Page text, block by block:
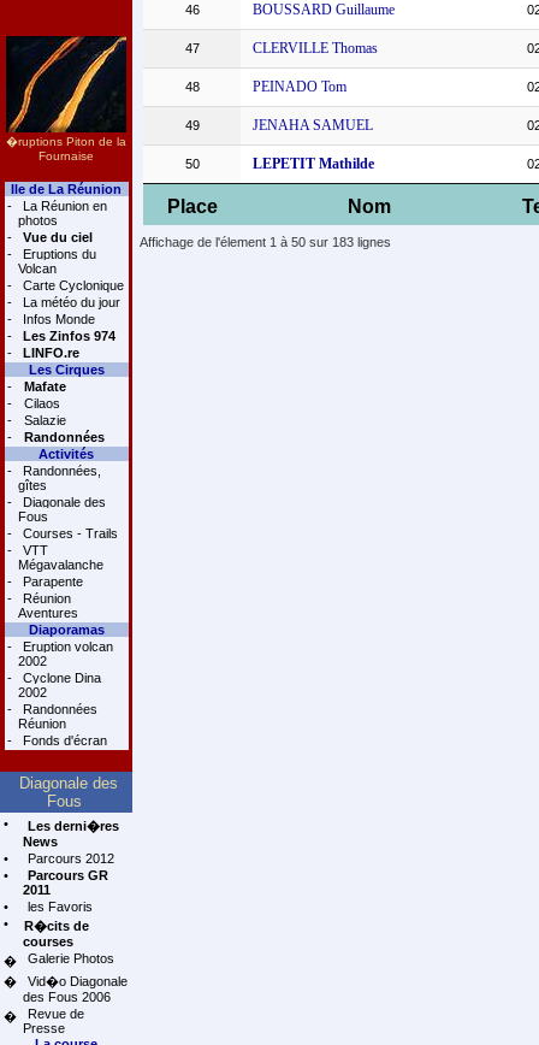
�ruptions Piton de la
Fournaise
Ile de La Réunion
-
La Réunion en
photos
-
Vue du ciel
-
Eruptions du
Volcan
-
Carte Cyclonique
-
La météo du jour
-
Infos Monde
-
Les Zinfos 974
-
LINFO.re
Les Cirques
-
Mafate
-
Cilaos
-
Salazie
-
Randonnées
Activités
-
Randonnées,
gîtes
-
Diagonale des
Fous
-
Courses - Trails
-
VTT
Mégavalanche
-
Parapente
-
Réunion
Aventures
Diaporamas
-
Eruption volcan
2002
-
Cyclone Dina
2002
-
Randonnées
Réunion
-
Fonds d'écran
Diagonale des
Fous
•
Les derni�res
News
•
Parcours 2012
•
Parcours GR
2011
•
les Favoris
•
R�cits de
courses
�
Galerie Photos
�
Vid�o Diagonale
des Fous 2006
�
Revue de
Presse
Place Nom
46 BOUSSARD Guillaume
47 CLERVILLE Thomas
48 PEINADO Tom
49 JENAHA SAMUEL
50 LEPETIT Mathilde
Affichage de l'élement 1 à 50 sur 183 lignes